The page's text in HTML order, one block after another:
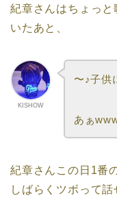
紀章さんはちょっ
いたあと、
KISHOW
〜♪子供
あぁ
紀章さんこの日1番
しばらくツボって話